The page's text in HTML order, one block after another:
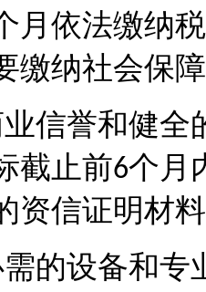
月依法缴纳
缴纳社会保
信誉和健全
截止前6个月
资信证明材
的设备和